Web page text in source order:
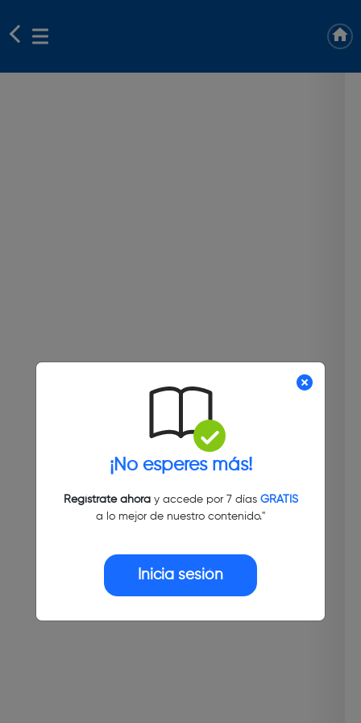
¡No esperes más!
Regístrate ahoray accede por 7 días GRATIS
a lo mejor de nuestro contenido."
Inicia sesión